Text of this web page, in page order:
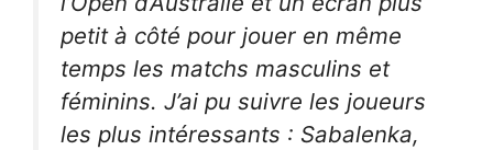
petit à côté pour jouer en même
temps les matchs masculins et
féminins. J’ai pu suivre les joueurs
les plus intéressants : Sabalenka,